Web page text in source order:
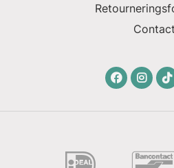
Contact